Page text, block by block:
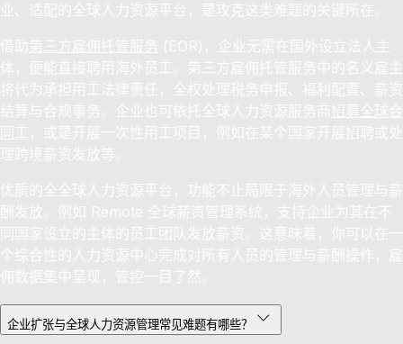
业、适配的全球人力资源平台，是攻克这类难题的关键所在。
借助 第三方雇佣托管服务 (EOR)，企业无需在国外设立法人主
体，便能直接聘用海外员工。第三方雇佣托管服务中的名义雇主
将代为承担用工法律责任，全权处理税务申报、福利配置、薪资
结算与合规事务。企业也可依托全球人力资源服务商招募全球合
同工 ，或是开展一次性用工项目，例如在某个国家开展招聘或处
理跨境薪资发放等。
优质的全全球人力资源平台，功能不止局限于海外人员管理与薪
酬发放。例如 Remote 全球薪资管理系统，支持企业为其在不
同国家设立的主体的员工团队发放薪资。这意味着，你可以在一
个综合性的人力资源中心完成对所有人员的管理与薪酬操作，雇
佣数据集中呈现，管控一目了然。
企业扩张与全球人力资源管理常见难题有哪些？